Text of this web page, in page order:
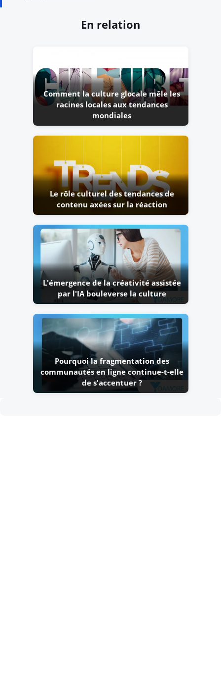
En relation
Comment la culture glocale mêle les
racines locales aux tendances
mondiales
Le rôle culturel des tendances de
contenu axées sur la réaction
L'émergence de la créativité assistée
par l'IA bouleverse la culture
Pourquoi la fragmentation des
communautés en ligne continue-t-elle
de s'accentuer ?